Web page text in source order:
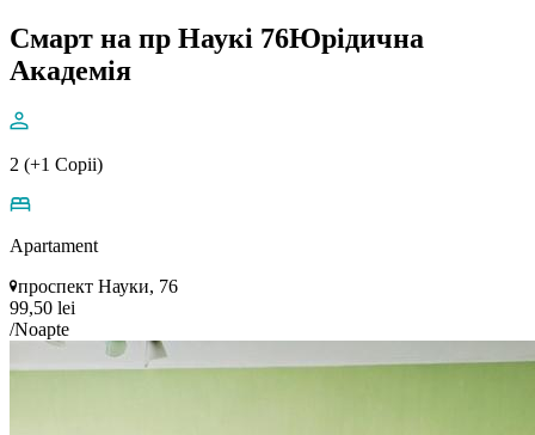
Смарт на пр Наукі 76Юрідична
Академія
2 (+1 Copii)
Apartament
проспект Науки, 76
99,50 lei
/Noapte